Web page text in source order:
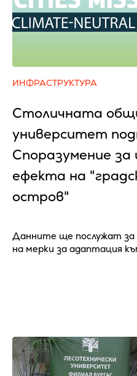
ИНФРАСТРУКТУРА
Столичната
университет
Споразумение за
ефекта на
остров"
Данните ще послужат за
на мерки за адаптация